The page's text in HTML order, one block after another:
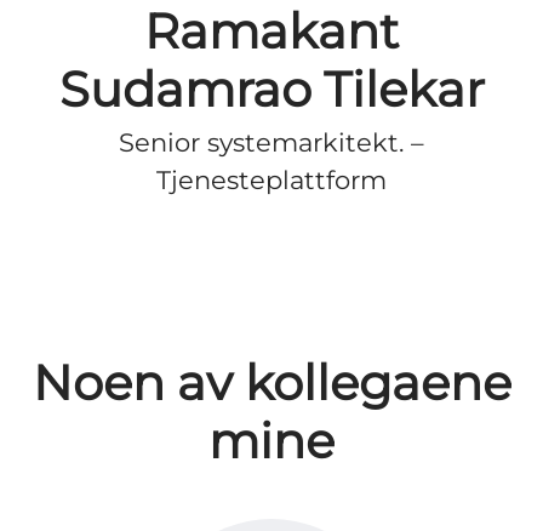
Ramakant
Sudamrao Tilekar
Senior systemarkitekt. –
Tjenesteplattform
Noen av kollegaene
mine